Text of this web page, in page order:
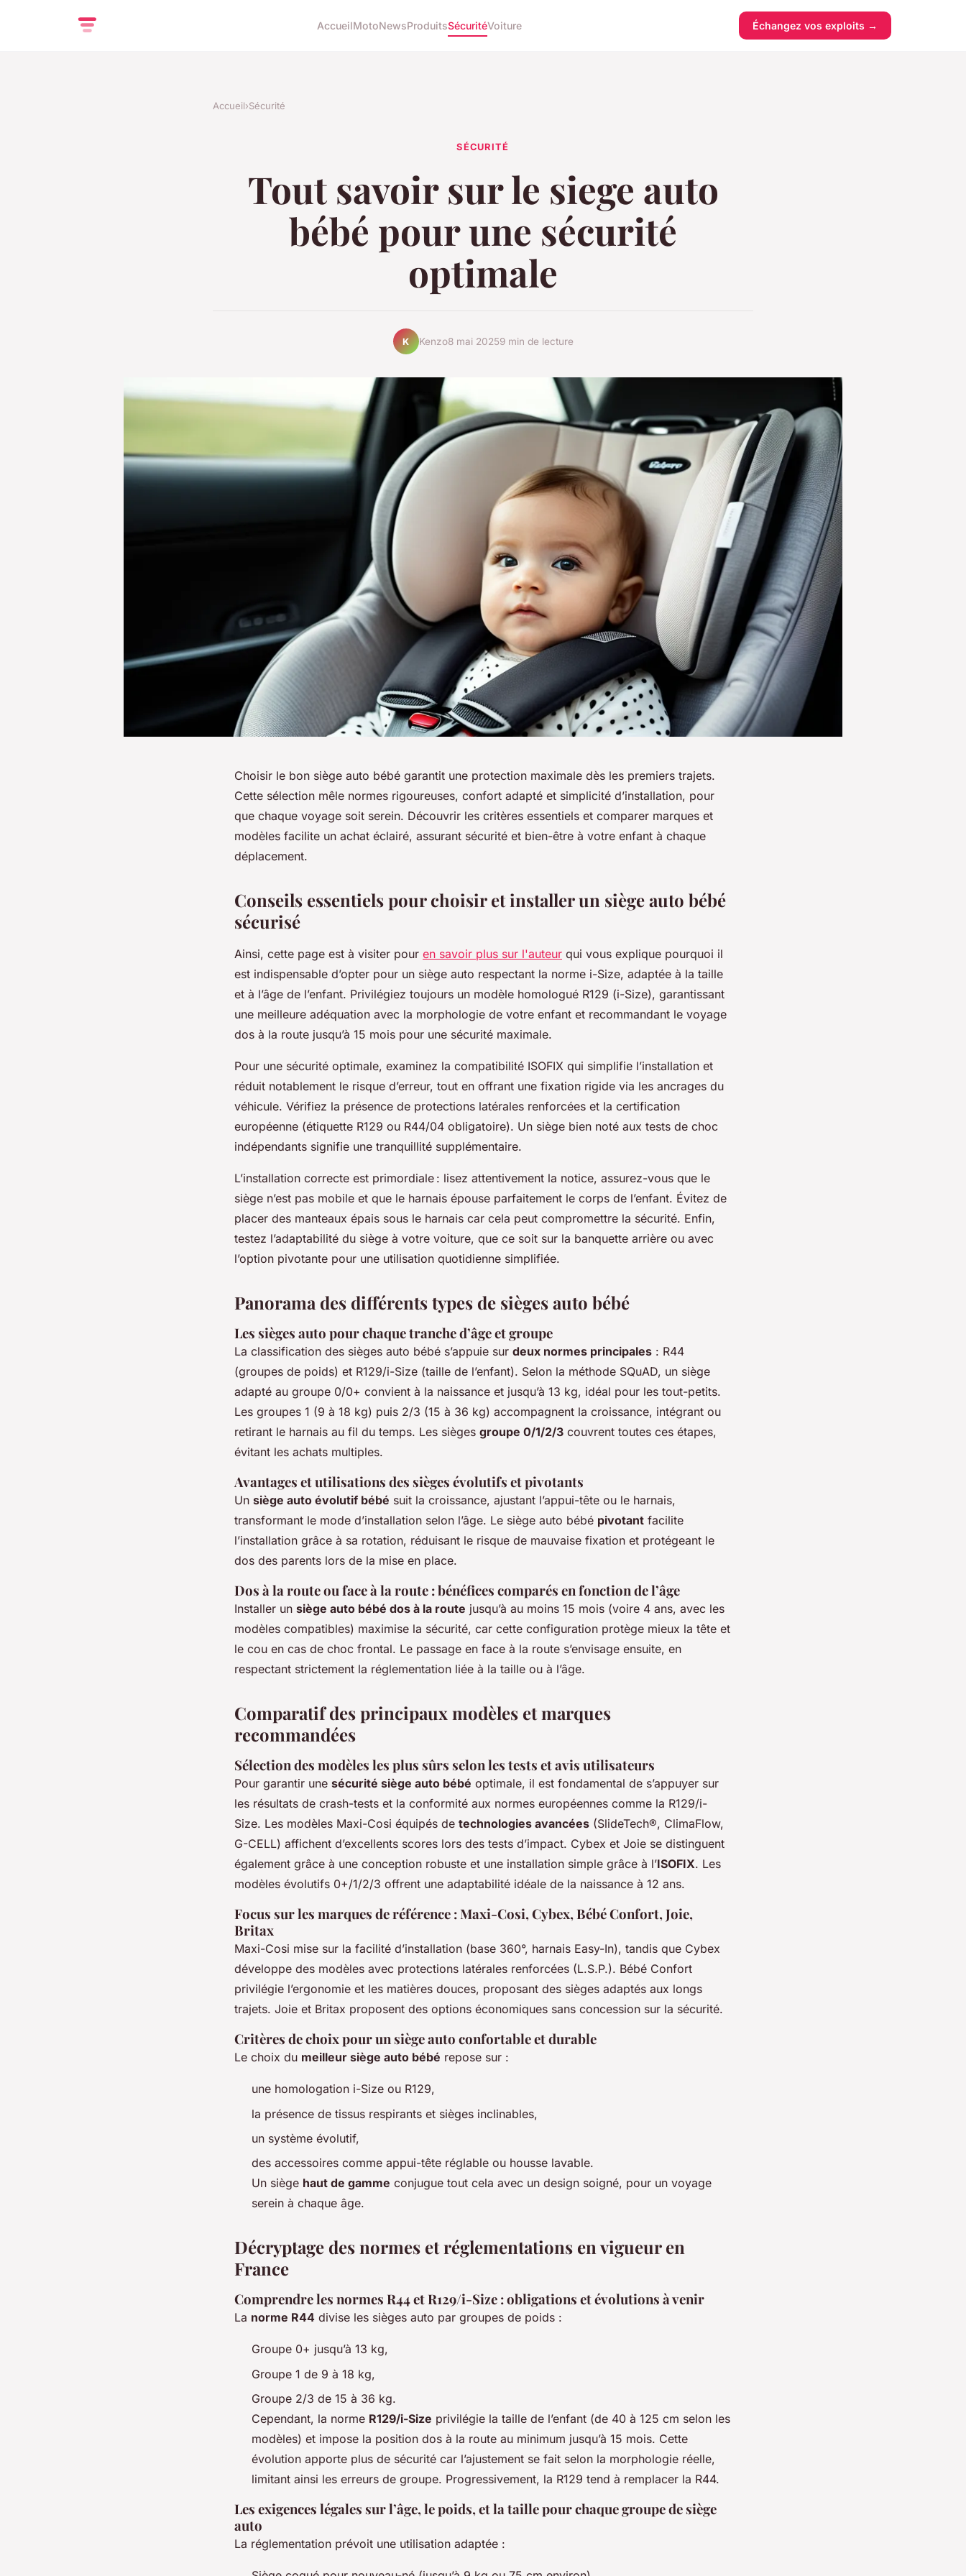
AccueilMotoNewsProduitsSécuritéVoiture Échangez vos exploits →
Accueil›Sécurité
SÉCURITÉ
Tout savoir sur le siege auto
bébé pour une sécurité
optimale
K Kenzo8 mai 20259 min de lecture
Choisir le bon siège auto bébé garantit une protection maximale dès les premiers trajets.
Cette sélection mêle normes rigoureuses, confort adapté et simplicité d’installation, pour
que chaque voyage soit serein. Découvrir les critères essentiels et comparer marques et
modèles facilite un achat éclairé, assurant sécurité et bien-être à votre enfant à chaque
déplacement.
Conseils essentiels pour choisir et installer un siège auto bébé
sécurisé
Ainsi, cette page est à visiter pour en savoir plus sur l'auteur qui vous explique pourquoi il
est indispensable d’opter pour un siège auto respectant la norme i-Size, adaptée à la taille
et à l’âge de l’enfant. Privilégiez toujours un modèle homologué R129 (i-Size), garantissant
une meilleure adéquation avec la morphologie de votre enfant et recommandant le voyage
dos à la route jusqu’à 15 mois pour une sécurité maximale.
Pour une sécurité optimale, examinez la compatibilité ISOFIX qui simplifie l’installation et
réduit notablement le risque d’erreur, tout en offrant une fixation rigide via les ancrages du
véhicule. Vérifiez la présence de protections latérales renforcées et la certification
européenne (étiquette R129 ou R44/04 obligatoire). Un siège bien noté aux tests de choc
indépendants signifie une tranquillité supplémentaire.
L’installation correcte est primordiale : lisez attentivement la notice, assurez-vous que le
siège n’est pas mobile et que le harnais épouse parfaitement le corps de l’enfant. Évitez de
placer des manteaux épais sous le harnais car cela peut compromettre la sécurité. Enfin,
testez l’adaptabilité du siège à votre voiture, que ce soit sur la banquette arrière ou avec
l’option pivotante pour une utilisation quotidienne simplifiée.
Panorama des différents types de sièges auto bébé
Les sièges auto pour chaque tranche d’âge et groupe
La classification des sièges auto bébé s’appuie sur deux normes principales : R44
(groupes de poids) et R129/i-Size (taille de l’enfant). Selon la méthode SQuAD, un siège
adapté au groupe 0/0+ convient à la naissance et jusqu’à 13 kg, idéal pour les tout-petits.
Les groupes 1 (9 à 18 kg) puis 2/3 (15 à 36 kg) accompagnent la croissance, intégrant ou
retirant le harnais au fil du temps. Les sièges groupe 0/1/2/3 couvrent toutes ces étapes,
évitant les achats multiples.
Avantages et utilisations des sièges évolutifs et pivotants
Un siège auto évolutif bébé suit la croissance, ajustant l’appui-tête ou le harnais,
transformant le mode d’installation selon l’âge. Le siège auto bébé pivotant facilite
l’installation grâce à sa rotation, réduisant le risque de mauvaise fixation et protégeant le
dos des parents lors de la mise en place.
Dos à la route ou face à la route : bénéfices comparés en fonction de l’âge
Installer un siège auto bébé dos à la route jusqu’à au moins 15 mois (voire 4 ans, avec les
modèles compatibles) maximise la sécurité, car cette configuration protège mieux la tête et
le cou en cas de choc frontal. Le passage en face à la route s’envisage ensuite, en
respectant strictement la réglementation liée à la taille ou à l’âge.
Comparatif des principaux modèles et marques
recommandées
Sélection des modèles les plus sûrs selon les tests et avis utilisateurs
Pour garantir une sécurité siège auto bébé optimale, il est fondamental de s’appuyer sur
les résultats de crash-tests et la conformité aux normes européennes comme la R129/i-
Size. Les modèles Maxi-Cosi équipés de technologies avancées (SlideTech®, ClimaFlow,
G-CELL) affichent d’excellents scores lors des tests d’impact. Cybex et Joie se distinguent
également grâce à une conception robuste et une installation simple grâce à l’ISOFIX. Les
modèles évolutifs 0+/1/2/3 offrent une adaptabilité idéale de la naissance à 12 ans.
Focus sur les marques de référence : Maxi-Cosi, Cybex, Bébé Confort, Joie,
Britax
Maxi-Cosi mise sur la facilité d’installation (base 360°, harnais Easy-In), tandis que Cybex
développe des modèles avec protections latérales renforcées (L.S.P.). Bébé Confort
privilégie l’ergonomie et les matières douces, proposant des sièges adaptés aux longs
trajets. Joie et Britax proposent des options économiques sans concession sur la sécurité.
Critères de choix pour un siège auto confortable et durable
Le choix du meilleur siège auto bébé repose sur :
une homologation i-Size ou R129,
la présence de tissus respirants et sièges inclinables,
un système évolutif,
des accessoires comme appui-tête réglable ou housse lavable.
Un siège haut de gamme conjugue tout cela avec un design soigné, pour un voyage
serein à chaque âge.
Décryptage des normes et réglementations en vigueur en
France
Comprendre les normes R44 et R129/i-Size : obligations et évolutions à venir
La norme R44 divise les sièges auto par groupes de poids :
Groupe 0+ jusqu’à 13 kg,
Groupe 1 de 9 à 18 kg,
Groupe 2/3 de 15 à 36 kg.
Cependant, la norme R129/i-Size privilégie la taille de l’enfant (de 40 à 125 cm selon les
modèles) et impose la position dos à la route au minimum jusqu’à 15 mois. Cette
évolution apporte plus de sécurité car l’ajustement se fait selon la morphologie réelle,
limitant ainsi les erreurs de groupe. Progressivement, la R129 tend à remplacer la R44.
Les exigences légales sur l’âge, le poids, et la taille pour chaque groupe de siège
auto
La réglementation prévoit une utilisation adaptée :